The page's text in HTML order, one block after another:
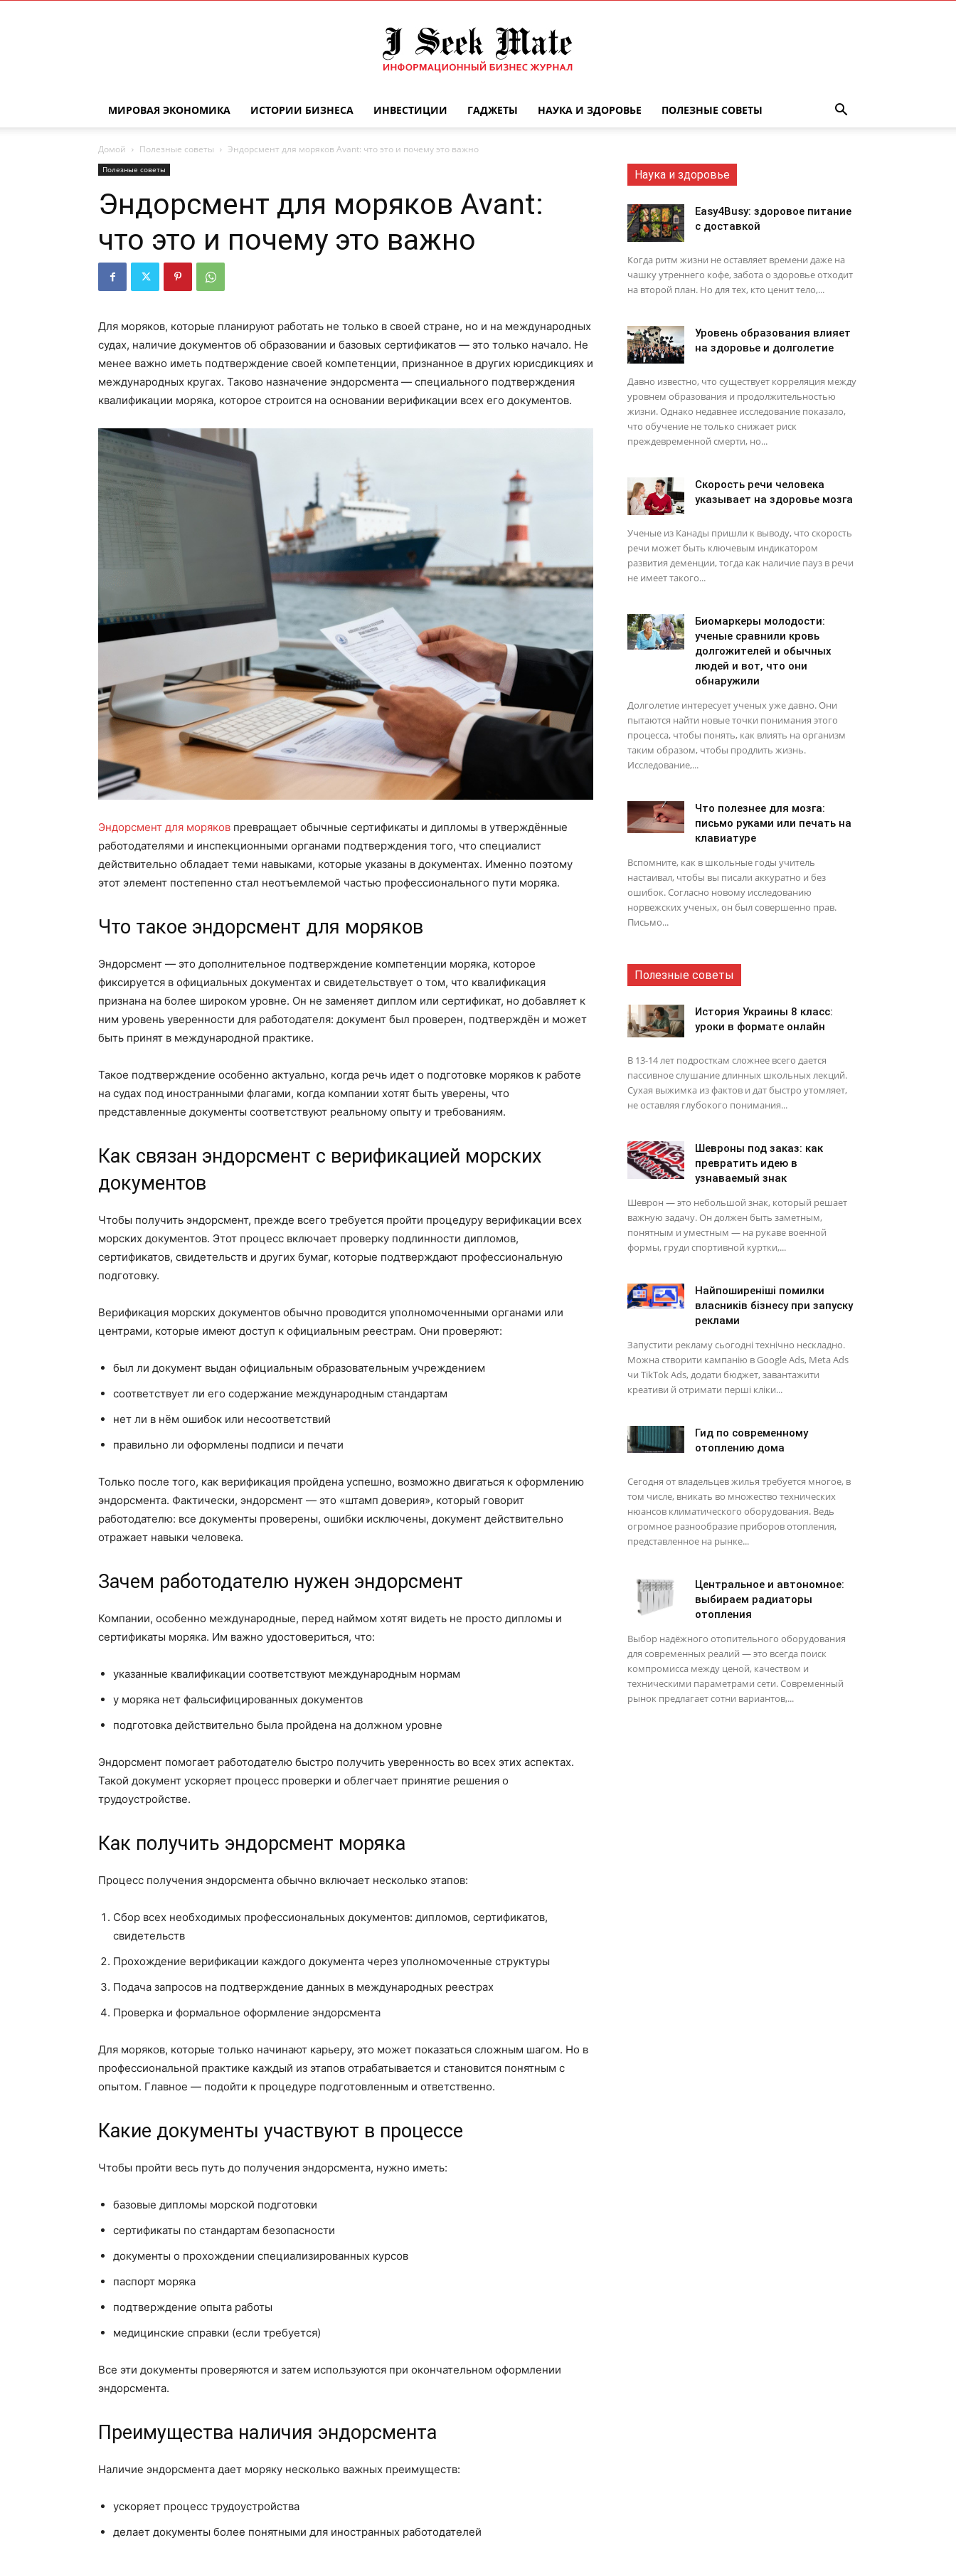
журнал
ISM
МИРОВАЯ ЭКОНОМИКА ИСТОРИИ БИЗНЕСА ИНВЕСТИЦИИ ГАДЖЕТЫ НАУКА И ЗДОРОВЬЕ ПОЛЕЗНЫЕ СОВЕТЫ
Домой Полезные советы Эндорсмент для моряков Avant: что это и почему это важно
Полезные советы
Эндорсмент для моряков Avant:
что это и почему это важно
Для моряков, которые планируют работать не только в своей стране, но и на международных
судах, наличие документов об образовании и базовых сертификатов — это только начало. Не
менее важно иметь подтверждение своей компетенции, признанное в других юрисдикциях и
международных кругах. Таково назначение эндорсмента — специального подтверждения
квалификации моряка, которое строится на основании верификации всех его документов.
Эндорсмент для моряков превращает обычные сертификаты и дипломы в утверждённые
работодателями и инспекционными органами подтверждения того, что специалист
действительно обладает теми навыками, которые указаны в документах. Именно поэтому
этот элемент постепенно стал неотъемлемой частью профессионального пути моряка.
Что такое эндорсмент для моряков
Эндорсмент — это дополнительное подтверждение компетенции моряка, которое
фиксируется в официальных документах и свидетельствует о том, что квалификация
признана на более широком уровне. Он не заменяет диплом или сертификат, но добавляет к
ним уровень уверенности для работодателя: документ был проверен, подтверждён и может
быть принят в международной практике.
Такое подтверждение особенно актуально, когда речь идет о подготовке моряков к работе
на судах под иностранными флагами, когда компании хотят быть уверены, что
представленные документы соответствуют реальному опыту и требованиям.
Как связан эндорсмент с верификацией морских
документов
Чтобы получить эндорсмент, прежде всего требуется пройти процедуру верификации всех
морских документов. Этот процесс включает проверку подлинности дипломов,
сертификатов, свидетельств и других бумаг, которые подтверждают профессиональную
подготовку.
Верификация морских документов обычно проводится уполномоченными органами или
центрами, которые имеют доступ к официальным реестрам. Они проверяют:
был ли документ выдан официальным образовательным учреждением
соответствует ли его содержание международным стандартам
нет ли в нём ошибок или несоответствий
правильно ли оформлены подписи и печати
Только после того, как верификация пройдена успешно, возможно двигаться к оформлению
эндорсмента. Фактически, эндорсмент — это «штамп доверия», который говорит
работодателю: все документы проверены, ошибки исключены, документ действительно
отражает навыки человека.
Зачем работодателю нужен эндорсмент
Компании, особенно международные, перед наймом хотят видеть не просто дипломы и
сертификаты моряка. Им важно удостовериться, что:
указанные квалификации соответствуют международным нормам
у моряка нет фальсифицированных документов
подготовка действительно была пройдена на должном уровне
Эндорсмент помогает работодателю быстро получить уверенность во всех этих аспектах.
Такой документ ускоряет процесс проверки и облегчает принятие решения о
трудоустройстве.
Как получить эндорсмент моряка
Процесс получения эндорсмента обычно включает несколько этапов:
Сбор всех необходимых профессиональных документов: дипломов, сертификатов,
свидетельств
Прохождение верификации каждого документа через уполномоченные структуры
Подача запросов на подтверждение данных в международных реестрах
Проверка и формальное оформление эндорсмента
Для моряков, которые только начинают карьеру, это может показаться сложным шагом. Но в
профессиональной практике каждый из этапов отрабатывается и становится понятным с
опытом. Главное — подойти к процедуре подготовленным и ответственно.
Какие документы участвуют в процессе
Чтобы пройти весь путь до получения эндорсмента, нужно иметь:
базовые дипломы морской подготовки
сертификаты по стандартам безопасности
документы о прохождении специализированных курсов
паспорт моряка
подтверждение опыта работы
медицинские справки (если требуется)
Все эти документы проверяются и затем используются при окончательном оформлении
эндорсмента.
Преимущества наличия эндорсмента
Наличие эндорсмента дает моряку несколько важных преимуществ:
ускоряет процесс трудоустройства
делает документы более понятными для иностранных работодателей
Наука и здоровье
Easy4Busy: здоровое питание
с доставкой
Когда ритм жизни не оставляет времени даже на
чашку утреннего кофе, забота о здоровье отходит
на второй план. Но для тех, кто ценит тело,...
Уровень образования влияет
на здоровье и долголетие
Давно известно, что существует корреляция между
уровнем образования и продолжительностью
жизни. Однако недавнее исследование показало,
что обучение не только снижает риск
преждевременной смерти, но...
Скорость речи человека
указывает на здоровье мозга
Ученые из Канады пришли к выводу, что скорость
речи может быть ключевым индикатором
развития деменции, тогда как наличие пауз в речи
не имеет такого...
Биомаркеры молодости:
ученые сравнили кровь
долгожителей и обычных
людей и вот, что они
обнаружили
Долголетие интересует ученых уже давно. Они
пытаются найти новые точки понимания этого
процесса, чтобы понять, как влиять на организм
таким образом, чтобы продлить жизнь.
Исследование,...
Что полезнее для мозга:
письмо руками или печать на
клавиатуре
Вспомните, как в школьные годы учитель
настаивал, чтобы вы писали аккуратно и без
ошибок. Согласно новому исследованию
норвежских ученых, он был совершенно прав.
Письмо...
Полезные советы
История Украины 8 класс:
уроки в формате онлайн
В 13-14 лет подросткам сложнее всего дается
пассивное слушание длинных школьных лекций.
Сухая выжимка из фактов и дат быстро утомляет,
не оставляя глубокого понимания...
Шевроны под заказ: как
превратить идею в
узнаваемый знак
Шеврон — это небольшой знак, который решает
важную задачу. Он должен быть заметным,
понятным и уместным — на рукаве военной
формы, груди спортивной куртки,...
Найпоширеніші помилки
власників бізнесу при запуску
реклами
Запустити рекламу сьогодні технічно нескладно.
Можна створити кампанію в Google Ads, Meta Ads
чи TikTok Ads, додати бюджет, завантажити
креативи й отримати перші кліки...
Гид по современному
отоплению дома
Сегодня от владельцев жилья требуется многое, в
том числе, вникать во множество технических
нюансов климатического оборудования. Ведь
огромное разнообразие приборов отопления,
представленное на рынке...
Центральное и автономное:
выбираем радиаторы
отопления
Выбор надёжного отопительного оборудования
для современных реалий — это всегда поиск
компромисса между ценой, качеством и
техническими параметрами сети. Современный
рынок предлагает сотни вариантов,...